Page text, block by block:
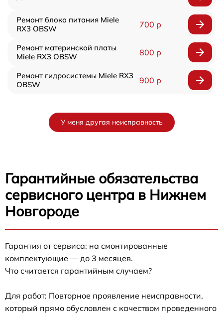
Ремонт блока питания Miele
RX3 OBSW
700 р
Ремонт материнской платы
Miele RX3 OBSW
800 р
Ремонт гидросистемы Miele RX3
OBSW
900 р
У меня другая неисправность
Гарантийные обязательства
сервисного центра в Нижнем
Новгороде
Гарантия от сервиса: на смонтированные
комплектующие — до 3 месяцев.
Что считается гарантийным случаем?
Для работ: Повторное проявление неисправности,
который прямо обусловлен с качеством проведенного